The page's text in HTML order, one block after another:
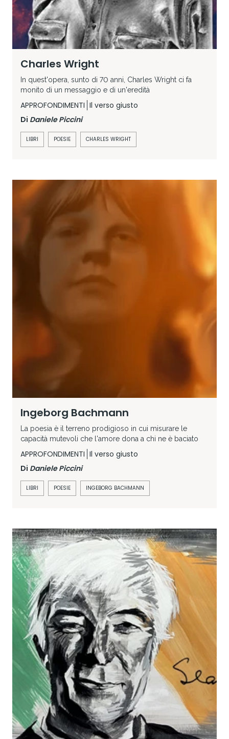
Charles Wright
In quest'opera, sunto di 70 anni, Charles Wright ci fa
monito di un messaggio e di un'eredità
APPROFONDIMENTI Il verso giusto
Di Daniele Piccini
LIBRI POESIE CHARLES WRIGHT
Ingeborg Bachmann
La poesia è il terreno prodigioso in cui misurare le
capacità mutevoli che l'amore dona a chi ne è baciato
APPROFONDIMENTI Il verso giusto
Di Daniele Piccini
LIBRI POESIE INGEBORG BACHMANN